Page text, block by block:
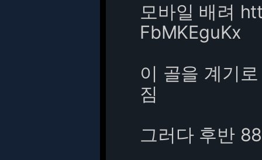
모바일 배려
FbMKEguKx
이 골을 계기
짐
그러다 후반